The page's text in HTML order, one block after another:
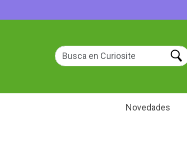
Novedades